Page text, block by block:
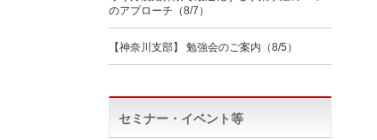
のアプローチ（8/7）
【神奈川支部】 勉強会のご案内（8/5）
セミナー・イベント等